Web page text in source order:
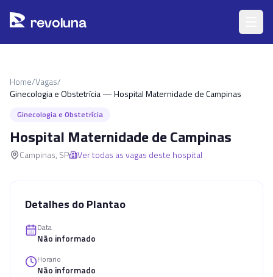
revoluna
Home/Vagas/
Ginecologia e Obstetrícia — Hospital Maternidade de Campinas
Ginecologia e Obstetrícia
Hospital Maternidade de Campinas
Campinas, SP Ver todas as vagas deste hospital
Detalhes do Plantao
Data
Não informado
Horario
Não informado